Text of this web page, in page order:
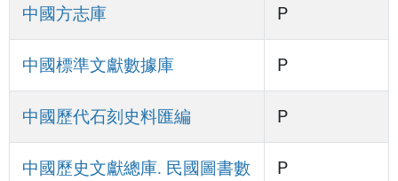
中國方志庫 P
中國標準文獻數據庫 P
中國歷代石刻史料匯編 P
中國歷史文獻總庫. 民國圖書數
P